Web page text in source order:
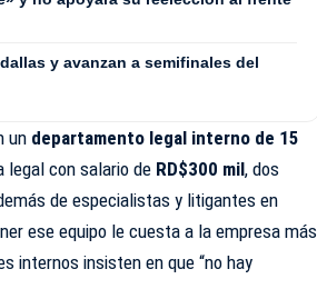
y avanzan a semifinales del
un departamento legal interno de 15
legal con salario de RD$300 mil, dos
de especialistas y litigantes en
ese equipo le cuesta a la empresa más
internos insisten en que “no hay